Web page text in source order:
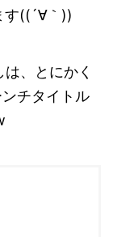
す((´∀｀))
、とにかく
チタイトル